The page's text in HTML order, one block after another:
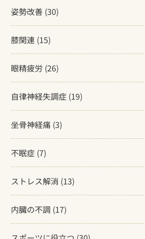
姿勢改善 (30)
膝関連 (15)
眼精疲労 (26)
自律神経失調症 (19)
坐骨神経痛 (3)
不眠症 (7)
ストレス解消 (13)
内臓の不調 (17)